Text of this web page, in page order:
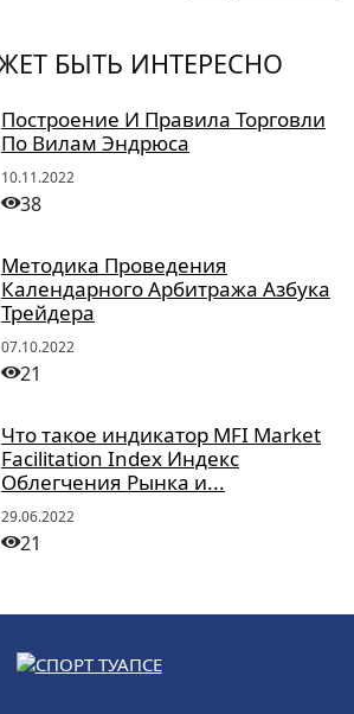
БЫТЬ ИНТЕРЕСНО
Построение И Правила Торговли
По Вилам Эндрюса
10.11.2022
38
Методика Проведения
Календарного Арбитража Азбука
Трейдера
07.10.2022
21
Что такое индикатор MFI Market
Facilitation Index Индекс
Облегчения Рынка и...
29.06.2022
21